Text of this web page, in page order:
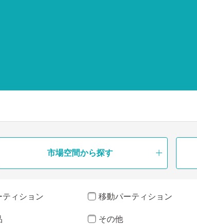
市場空間から探す
ティション 移動パーティション
その他